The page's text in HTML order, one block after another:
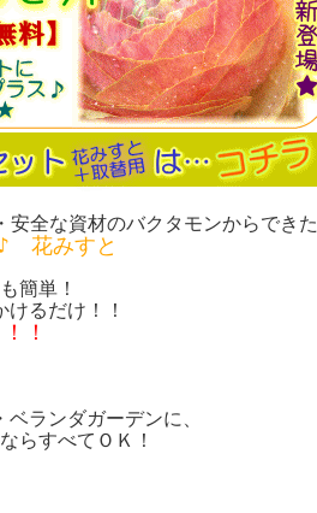
全な資材のバクタモンからできた
花みすと
簡単！
るだけ！！
！
ランダガーデンに、
らすべてＯＫ！